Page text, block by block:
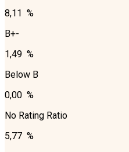
8,11 %
B+-
1,49 %
Below B
0,00 %
No Rating Ratio
5,77 %